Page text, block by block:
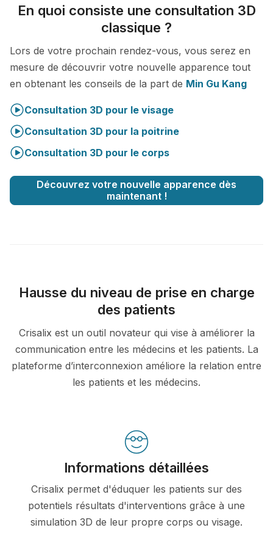
En quoi consiste une consultation 3D
classique ?
Lors de votre prochain rendez-vous, vous serez en
mesure de découvrir votre nouvelle apparence tout
en obtenant les conseils de la part de Min Gu Kang
Consultation 3D pour le visage
Consultation 3D pour la poitrine
Consultation 3D pour le corps
Découvrez votre nouvelle apparence dès
maintenant !
Hausse du niveau de prise en charge
des patients
Crisalix est un outil novateur qui vise à améliorer la
communication entre les médecins et les patients. La
plateforme d’interconnexion améliore la relation entre
les patients et les médecins.
Informations détaillées
Crisalix permet d'éduquer les patients sur des
potentiels résultats d'interventions grâce à une
simulation 3D de leur propre corps ou visage.